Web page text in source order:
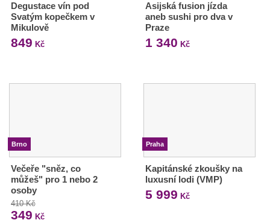
Degustace vín pod
Svatým kopečkem v
Mikulově
849 Kč
Asijská fusion jízda
aneb sushi pro dva v
Praze
1 340 Kč
Brno
Večeře "sněz, co
můžeš" pro 1 nebo 2
osoby
410 Kč
349 Kč
Praha
Kapitánské zkoušky na
luxusní lodi (VMP)
5 999 Kč